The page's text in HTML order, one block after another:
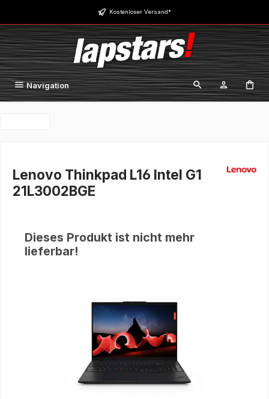
Zum Hauptinhalt springen Kostenloser Versand*
Navigation
Lenovo Thinkpad L16 Intel G1
21L3002BGE
Dieses Produkt ist nicht mehr
lieferbar!